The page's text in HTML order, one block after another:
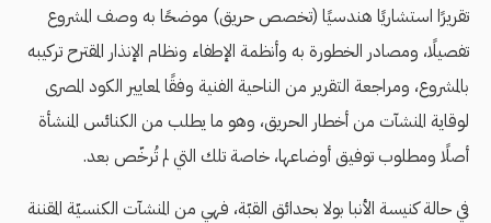
تقريرًا استشاريًا هندسيًا (تخصص حريق) موضحًا به وصف المشروع
تفصيلًا، ومصادر الخطورة به وأنظمة الإطفاء ونظام الإنذار المقترح تركيبه
بالمشروع، ومراجعة التقرير من الناحية الفنية وفقًا لمعايير الكود المصرى
لوقاية المنشآت من أخطار الحريق، وهو ما يطلب من الكنائس المنشأة
أصلًا ومطلوب توفيق أوضاعها، خاصة تلك التي لم تُرخّص بعد.
في حالة كنيسة الأنبا بولا بحدائق القبّة، فهي من المنشآت الكنسيّة المقننة